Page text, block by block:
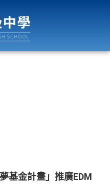
基金計畫」推廣EDM